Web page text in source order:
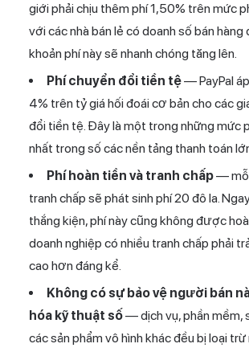
giới phải chịu thêm phí 1,50% trên mức
với các nhà bán lẻ có doanh số bán
khoản phí này sẽ nhanh chóng tăng lên.
Phí chuyển đổi tiền tệ— PayPal
4% trên tỷ giá hối đoái cơ bản cho các
đổi tiền tệ. Đây là một trong những mức
nhất trong số các nền tảng thanh toán
Phí hoàn tiền và tranh chấp—
tranh chấp sẽ phát sinh phí 20 đô la.
thắng kiện, phí này cũng không được
doanh nghiệp có nhiều tranh chấp phải
cao hơn đáng kể.
Không có sự bảo vệ người bán
hóa kỹ thuật số— dịch vụ, phần mềm,
các sản phẩm vô hình khác đều bị loại